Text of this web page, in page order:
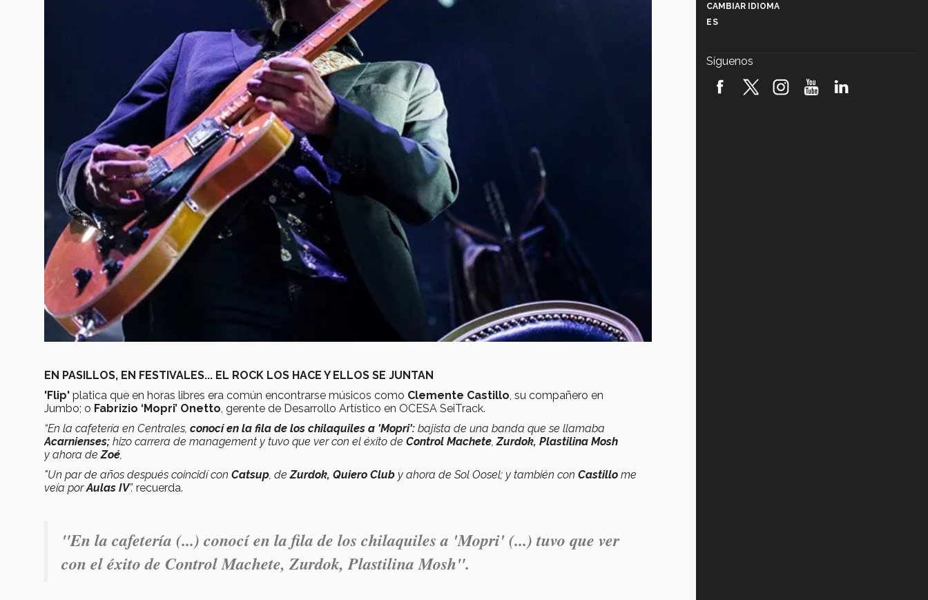
EN PASILLOS, EN FESTIVALES... EL ROCK LOS HACE Y ELLOS SE JUNTAN
'Flip' platica que en horas libres era común encontrarse músicos como Clemente Castillo, su compañero en
Jumbo; o Fabrizio ‘Mopri’ Onetto, gerente de Desarrollo Artístico en OCESA SeiTrack.
“En la cafetería en Centrales, conocí en la fila de los chilaquiles a 'Mopri': bajista de una banda que se llamaba
Acarnienses; hizo carrera de management y tuvo que ver con el éxito de Control Machete,Zurdok, Plastilina Mosh
y ahora deZoé,
"Un par de años después coincidí con Catsup, deZurdok, Quiero Club y ahora de Sol Oosel; y también con Castillo me
veía porAulas IV”. recuerda.
"En la cafetería (...) conocí en la fila de los chilaquiles a 'Mopri' (...) tuvo que ver
con el éxito de Control Machete, Zurdok, Plastilina Mosh".
robótica FIRST 2026! (video)
CAMBIAR IDIOMA
ES
Síguenos